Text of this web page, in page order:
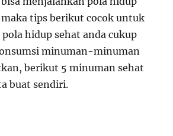
tips berikut cocok untuk
hidup sehat anda cukup
minuman-minuman
berikut 5 minuman sehat
buat sendiri.